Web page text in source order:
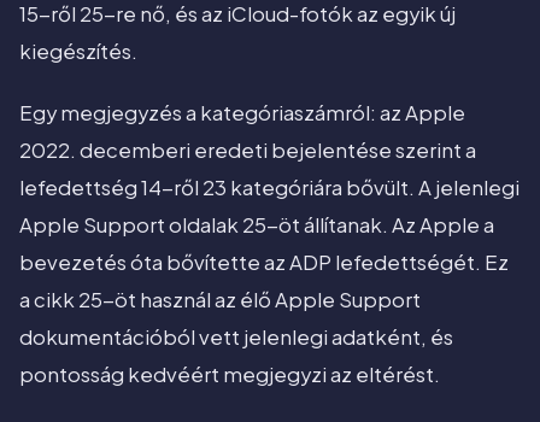
15-ről 25-re nő, és az iCloud-fotók az egyik új
kiegészítés.
Egy megjegyzés a kategóriaszámról: az Apple
2022. decemberi eredeti bejelentése szerint a
lefedettség 14-ről 23 kategóriára bővült. A jelenlegi
Apple Support oldalak 25-öt állítanak. Az Apple a
bevezetés óta bővítette az ADP lefedettségét. Ez
a cikk 25-öt használ az élő Apple Support
dokumentációból vett jelenlegi adatként, és
pontosság kedvéért megjegyzi az eltérést.